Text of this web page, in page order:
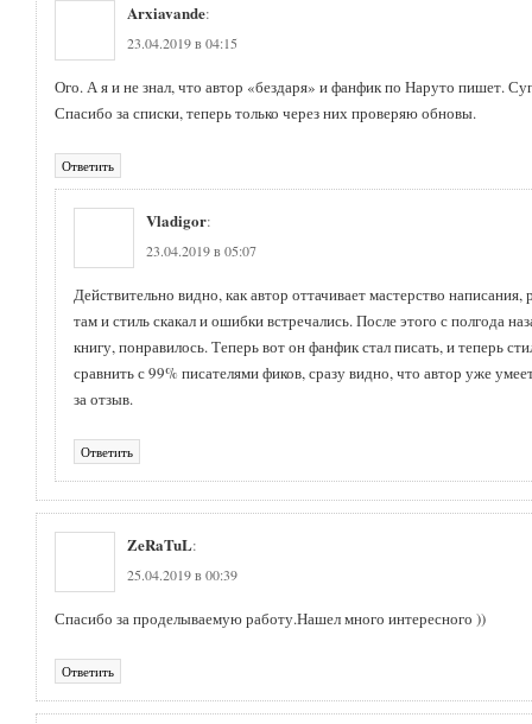
Arxiavande:
23.04.2019 в 04:15
Ого. А я и не знал, что автор «бездаря» и фанфик по Наруто пишет.
Спасибо за списки, теперь только через них проверяю обновы.
Ответить
Vladigor:
23.04.2019 в 05:07
Действительно видно, как автор оттачивает мастерство написания,
там и стиль скакал и ошибки встречались. После этого с полгода
книгу, понравилось. Теперь вот он фанфик стал писать, и теперь
сравнить с 99% писателями фиков, сразу видно, что автор уже
за отзыв.
Ответить
ZeRaTuL:
25.04.2019 в 00:39
Спасибо за проделываемую работу.Нашел много интересного ))
Ответить